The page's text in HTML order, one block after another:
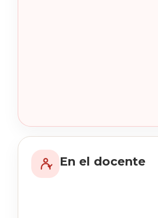
En el docente